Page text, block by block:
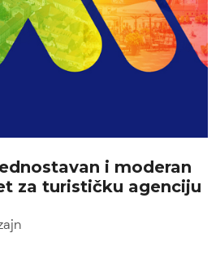
i moderan
za turističku agenciju